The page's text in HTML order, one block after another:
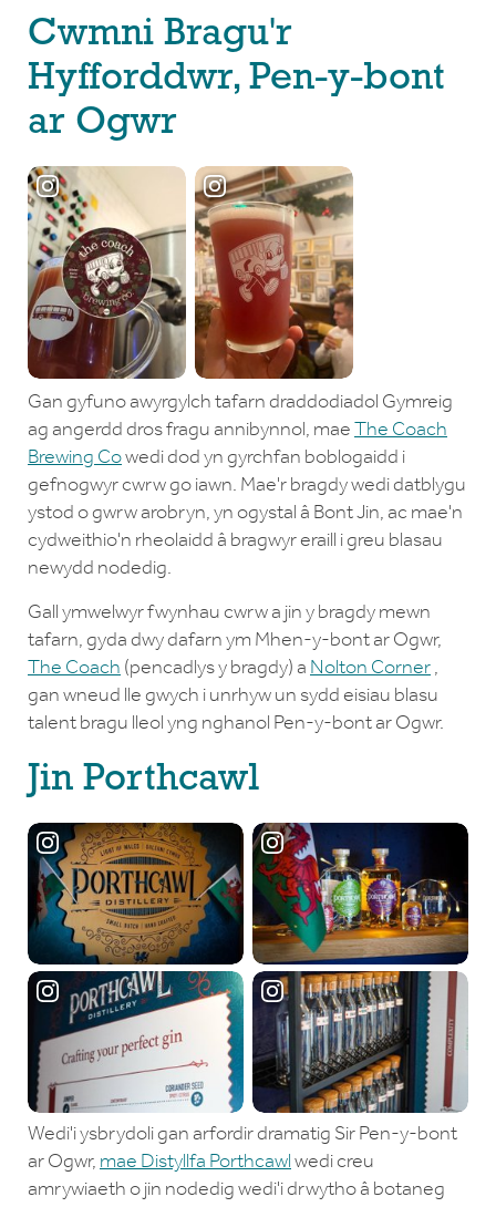
Cwmni Bragu'r
Hyfforddwr, Pen-y-bont
ar Ogwr
Gan gyfuno awyrgylch tafarn draddodiadol Gymreig
ag angerdd dros fragu annibynnol, maeThe Coach
Brewing Cowedi dod yn gyrchfan boblogaidd i
gefnogwyr cwrw go iawn. Mae'r bragdy wedi datblygu
ystod o gwrw arobryn, yn ogystal â Bont Jin, ac mae'n
cydweithio'n rheolaidd â bragwyr eraill i greu blasau
newydd nodedig.
Gall ymwelwyr fwynhau cwrw a jin y bragdy mewn
tafarn, gyda dwy dafarn ym Mhen-y-bont ar Ogwr,
The Coach (pencadlys y bragdy) a Nolton Corner,
gan wneud lle gwych i unrhyw un sydd eisiau blasu
talent bragu lleol yng nghanol Pen-y-bont ar Ogwr.
Jin Porthcawl
Wedi'i ysbrydoli gan arfordir dramatig Sir Pen-y-bont
ar Ogwr, mae Distyllfa Porthcawlwedi creu
amrywiaeth o jin nodedig wedi'i drwytho â botaneg